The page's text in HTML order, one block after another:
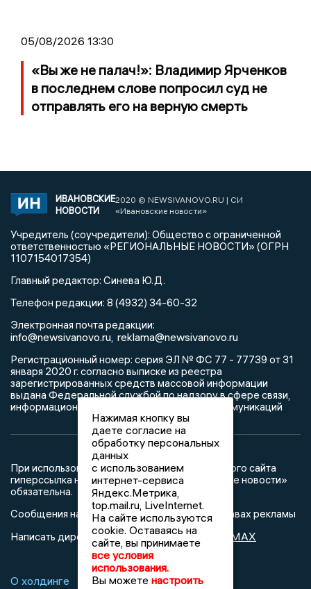
05/08/2026 13:30
«Вы же не палач!»: Владимир Ярченков
в последнем слове попросил суд не
отправлять его на верную смерть
ИВАНОВСКИЕ
НОВОСТИ
2020 © NEWSIVANOVO.RU | СИ
«Ивановские новости»
Учредитель (соучредители): Общество с ограниченной
ответственностью «РЕГИОНАЛЬНЫЕ НОВОСТИ» (ОГРН
1107154017354)
Главный редактор: Синева Ю.Д.
Телефон редакции: 8 (4932) 34-60-32
Электронная почта редакции:
info@newsivanovo.ru, reklama@newsivanovo.ru
Регистрационный номер: серия ЭЛ № ФС 77 - 77739 от 31
января 2020 г. согласно выписке из реестра
зарегистрированных средств массовой информации
выдана Федеральной службой по надзору в сфере связи,
информационных технологий и массовых коммуникаций
При использовании любого материала с данного сайта
гиперссылка на Сетевое издание «Ивановские новости»
обязательна.
Сообщения на сером фоне размещены на правах рекламы
Написать директору в телеграм@mazov MAX
О холдинге Вакансии
Реклама
Нажимая кнопку вы
даете согласие на
обработку персональных
данных
с использованием
интернет-сервиса
Яндекс.Метрика,
top.mail.ru, LiveInternet.
На сайте используются
cookie. Оставаясь на
сайте, вы принимаете
все условия
использования.
Вы можете настроить